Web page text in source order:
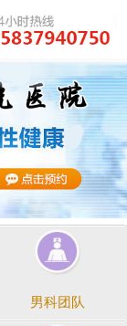
男科团队